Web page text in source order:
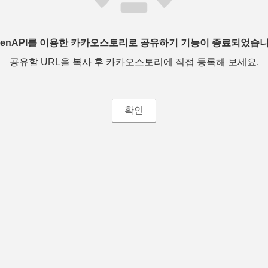
를 이용한 카카오스토리로 공유하기 기능이 종료되었습
공유할 URL을 복사 후 카카오스토리에 직접 등록해 보세요.
확인